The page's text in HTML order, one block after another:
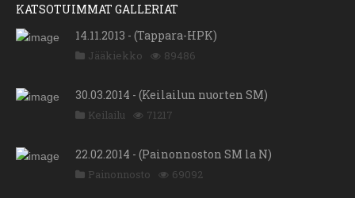
KATSOTUIMMAT GALLERIAT
14.11.2013 - (Tappara-HPK)
Jääkiekko 89486
30.03.2014 - (Keilailun nuorten SM)
Keilailu 71217
22.02.2014 - (Painonnoston SM la N)
Painonnosto 69092